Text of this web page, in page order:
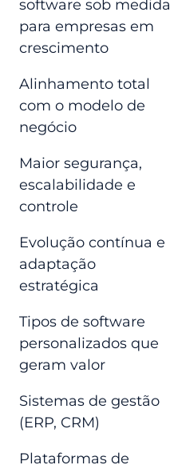
software sob medida
para empresas em
crescimento
Alinhamento total
com o modelo de
negócio
Maior segurança,
escalabilidade e
controle
Evolução contínua e
adaptação
estratégica
Tipos de software
personalizados que
geram valor
Sistemas de gestão
(ERP, CRM)
Plataformas de